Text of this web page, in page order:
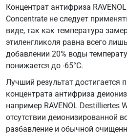
326.0
NATO
S-759
Renault
Glaceol
RX
SAE
J
1034
VW
TL
Концентрат антифриза
Concentrate не следует
виде, так как температура
этиленгликоля равна всего
добавлении 20% воды
понижается до -65°С.
Лучший результат достигается
концентрата антифриза
например RAVENOL Destilliertes
отсутствии деионизированной
разбавление и обычной